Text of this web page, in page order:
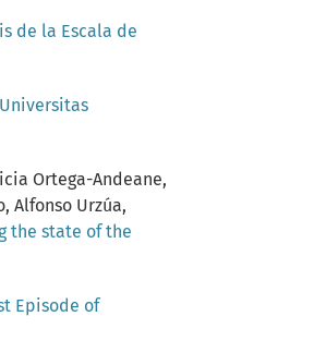
de la Escala de
Universitas
Ortega-Andeane,
Alfonso Urzúa,
the state of the
Episode of